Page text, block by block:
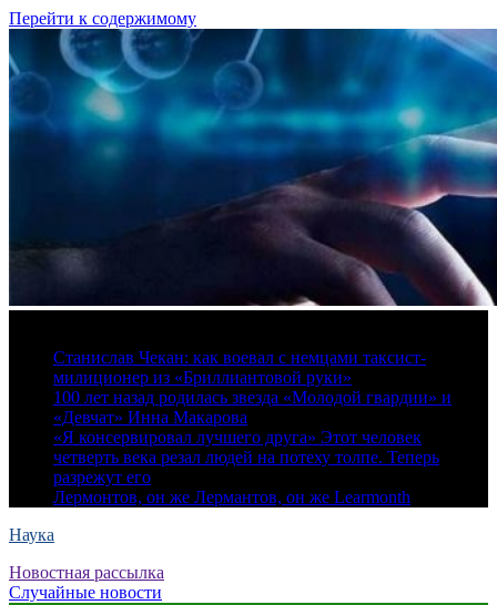
Перейти к содержимому
Станислав Чекан: как воевал с немцами таксист-
милиционер из «Бриллиантовой руки»
100 лет назад родилась звезда «Молодой гвардии» и
«Девчат» Инна Макарова
«Я консервировал лучшего друга» Этот человек
четверть века резал людей на потеху толпе. Теперь
разрежут его
Лермонтов, он же Лермантов, он же Learmonth
Наука
Новостная рассылка
Случайные новости